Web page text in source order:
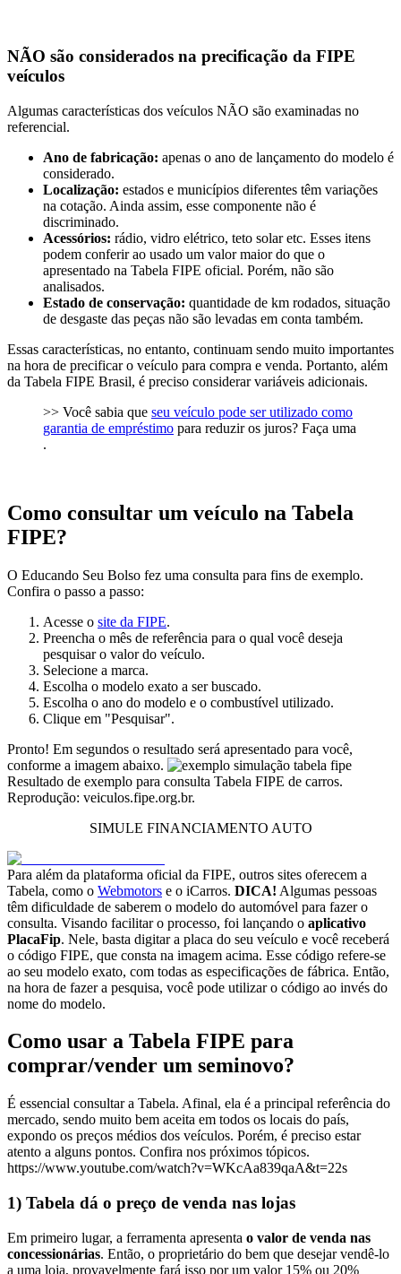
NÃO são considerados na precificação da FIPE
veículos
Algumas características dos veículos NÃO são examinadas no
referencial.
Ano de fabricação: apenas o ano de lançamento do modelo é
considerado.
Localização: estados e municípios diferentes têm variações
na cotação. Ainda assim, esse componente não é
discriminado.
Acessórios: rádio, vidro elétrico, teto solar etc. Esses itens
podem conferir ao usado um valor maior do que o
apresentado na Tabela FIPE oficial. Porém, não são
analisados.
Estado de conservação: quantidade de km rodados, situação
de desgaste das peças não são levadas em conta também.
Essas características, no entanto, continuam sendo muito importantes
na hora de precificar o veículo para compra e venda. Portanto, além
da Tabela FIPE Brasil, é preciso considerar variáveis adicionais.
>> Você sabia que seu veículo pode ser utilizado como
garantia de empréstimo para reduzir os juros? Faça uma
.
Como consultar um veículo na Tabela
FIPE?
O Educando Seu Bolso fez uma consulta para fins de exemplo.
Confira o passo a passo:
Acesse o site da FIPE.
Preencha o mês de referência para o qual você deseja
pesquisar o valor do veículo.
Selecione a marca.
Escolha o modelo exato a ser buscado.
Escolha o ano do modelo e o combustível utilizado.
Clique em "Pesquisar".
Pronto! Em segundos o resultado será apresentado para você,
conforme a imagem abaixo.
Resultado de exemplo para consulta Tabela FIPE de carros.
Reprodução: veiculos.fipe.org.br.
SIMULE FINANCIAMENTO AUTO
Para além da plataforma oficial da FIPE, outros sites oferecem a
Tabela, como o Webmotors e o iCarros. DICA! Algumas pessoas
têm dificuldade de saberem o modelo do automóvel para fazer o
consulta. Visando facilitar o processo, foi lançando o aplicativo
PlacaFip. Nele, basta digitar a placa do seu veículo e você receberá
o código FIPE, que consta na imagem acima. Esse código refere-se
ao seu modelo exato, com todas as especificações de fábrica. Então,
na hora de fazer a pesquisa, você pode utilizar o código ao invés do
nome do modelo.
Como usar a Tabela FIPE para
comprar/vender um seminovo?
É essencial consultar a Tabela. Afinal, ela é a principal referência do
mercado, sendo muito bem aceita em todos os locais do país,
expondo os preços médios dos veículos. Porém, é preciso estar
atento a alguns pontos. Confira nos próximos tópicos.
https://www.youtube.com/watch?v=WKcAa839qaA&t=22s
1) Tabela dá o preço de venda nas lojas
Em primeiro lugar, a ferramenta apresenta o valor de venda nas
concessionárias. Então, o proprietário do bem que desejar vendê-lo
a uma loja, provavelmente fará isso por um valor 15% ou 20%